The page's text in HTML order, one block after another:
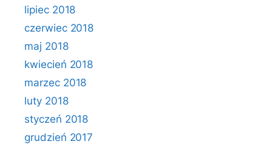
lipiec 2018
czerwiec 2018
maj 2018
kwiecień 2018
marzec 2018
luty 2018
styczeń 2018
grudzień 2017